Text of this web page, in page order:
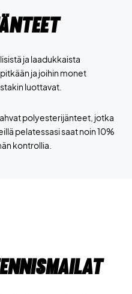
ja laadukkaista
ja joihin monet
luottavat.
polyesterijänteet, jotka
pelatessasi saat noin 10%
kontrollia.